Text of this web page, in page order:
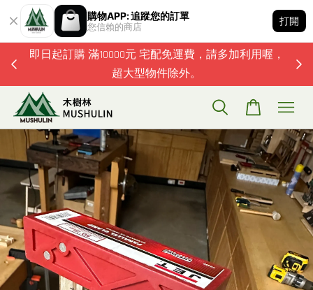
購物APP: 追蹤您的訂單
您信賴的商店
打開
即日起訂購 滿10000元 宅配免運費，請多加利用喔，
超大型物件除外。